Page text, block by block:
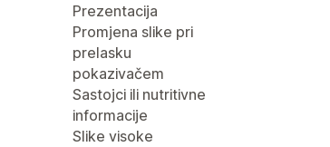
Prezentacija
Promjena slike pri
prelasku
pokazivačem
Sastojci ili nutritivne
informacije
Slike visoke